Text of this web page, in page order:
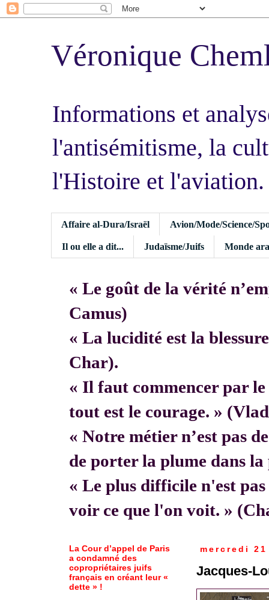
Véronique
Informations et
l'antisémitisme, la
l'Histoire et l'aviation.
Affaire al-Dura/Israël Avion/Mode/Science/
Il ou elle a dit... Judaïsme/Juifs Monde
« Le goût de la vérité
Camus)
« La lucidité est la
Char).
« Il faut commencer par le
tout est le courage. »
« Notre métier n’est pas
de porter la plume dans
« Le plus difficile n'est
voir ce que l'on voit. »
mercredi
Jacques-
La Cour d’appel de Paris
a condamné des
copropriétaires juifs
français en créant leur «
dette » !